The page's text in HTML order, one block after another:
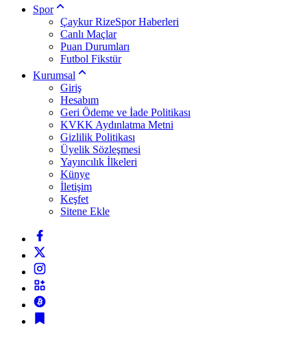
Spor
Çaykur RizeSpor Haberleri
Canlı Maçlar
Puan Durumları
Futbol Fikstür
Kurumsal
Giriş
Hesabım
Geri Ödeme ve İade Politikası
KVKK Aydınlatma Metni
Gizlilik Politikası
Üyelik Sözleşmesi
Yayıncılık İlkeleri
Künye
İletişim
Keşfet
Sitene Ekle